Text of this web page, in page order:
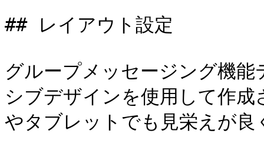
## レイアウト設定
グループメッセージング機
シブデザインを使用して作
やタブレットでも見栄えが良